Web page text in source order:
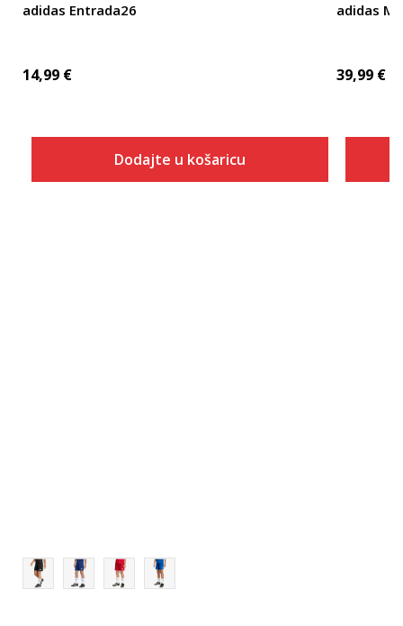
adidas Entrada26
14,99 €
Dodajte u košaricu
adidas
39,99 €